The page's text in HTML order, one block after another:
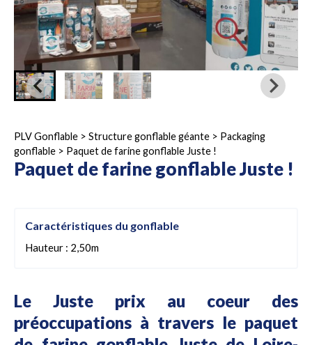
PLV Gonflable > Structure gonflable géante > Packaging
gonflable > Paquet de farine gonflable Juste !
Paquet de farine gonflable Juste !
Caractéristiques du gonflable
Hauteur : 2,50m
Le Juste prix au coeur des
préoccupations à travers le paquet